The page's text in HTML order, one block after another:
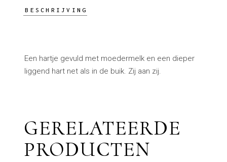
BESCHRIJVING
Een hartje gevuld met moedermelk en een dieper
liggend hart net als in de buik. Zij aan zij.
GERELATEERDE
PRODUCTEN